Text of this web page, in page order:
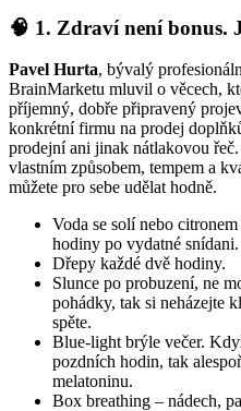
🧠 1. Zdraví není bonus.
Pavel Hurta, bývalý
BrainMarketu mluvil o věcech,
příjemný, dobře připravený
konkrétní firmu na prodej
prodejní ani jinak nátlakovou
vlastním způsobem, tempem a
můžete pro sebe udělat hodně.
Voda se solí nebo
hodiny po vydatné snídani.
Dřepy každé dvě hodiny.
Slunce po probuzení, ne
pohádky, tak si neházejte
spěte.
Blue-light brýle večer.
pozdních hodin, tak
melatoninu.
Box breathing – nádech,